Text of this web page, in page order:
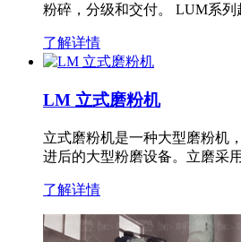
粉碎，分级和交付。 LUM系
了解详情
LM 立式磨粉机
立式磨粉机是一种大型磨粉机
进后的大型粉磨设备。立磨采
了解详情